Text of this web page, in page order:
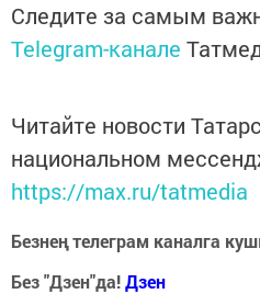
Следите за самым
Telegram-канале
Читайте новости
национальном
https://max.ru/tatmedia
Безнең телеграм каналга
Без "Дзен"да!Дзен